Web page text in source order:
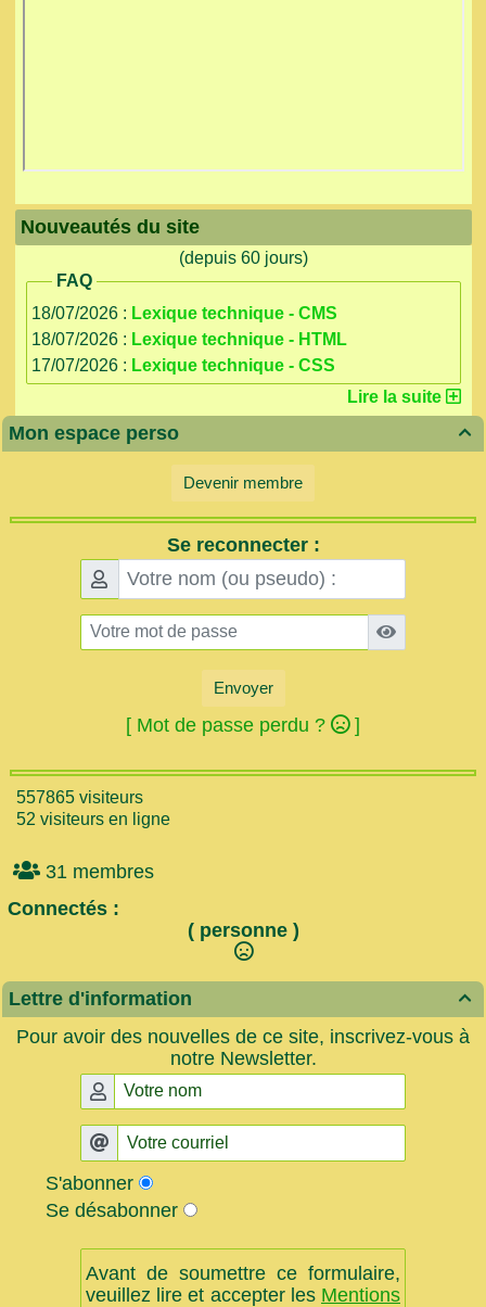
Nouveautés du site
(depuis 60 jours)
FAQ
18/07/2026 : Lexique technique - CMS
18/07/2026 : Lexique technique - HTML
17/07/2026 : Lexique technique - CSS
Lire la suite

Mon espace perso
Devenir membre
Se reconnecter :
Envoyer
[ Mot de passe perdu ? ]
557865 visiteurs
52 visiteurs en ligne
31 membres
Connectés :
( personne )

Lettre d'information
Pour avoir des nouvelles de ce site, inscrivez-vous à
notre Newsletter.
S'abonner
Se désabonner
Avant de soumettre ce formulaire,
veuillez lire et accepter les Mentions